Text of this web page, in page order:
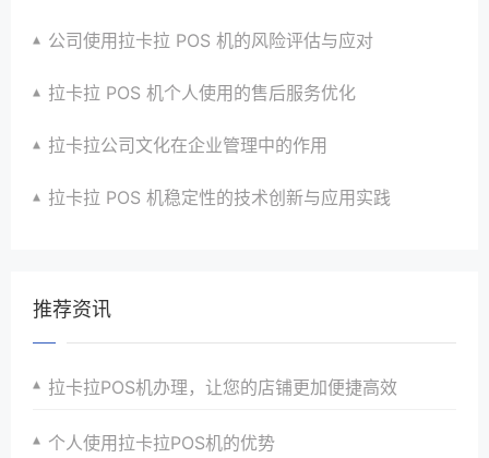
公司使用拉卡拉 POS 机的风险评估与应对
拉卡拉 POS 机个人使用的售后服务优化
拉卡拉公司文化在企业管理中的作用
拉卡拉 POS 机稳定性的技术创新与应用实践
推荐资讯
拉卡拉POS机办理，让您的店铺更加便捷高效
个人使用拉卡拉POS机的优势